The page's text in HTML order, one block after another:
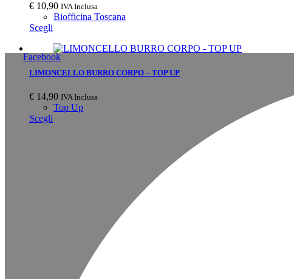
€ 10,90 IVA Inclusa
Biofficina Toscana
Scegli
LIMONCELLO BURRO CORPO – TOP UP
€ 14,90 IVA Inclusa
Top Up
Scegli
Facebook